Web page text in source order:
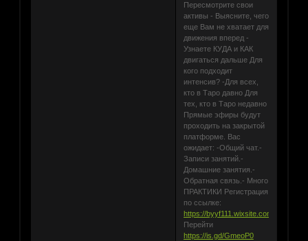
Пересмотрите свои
активы - Выясните, чего
еще Вам не хватает для
движения вперед -
Узнаете КУДА и КАК
двигаться дальше Для
кого подходит
интенсив? -Для всех,
кто в Таро давно Для
тех, кто в Таро недавно
Прямые эфиры будут
проходить на закрытой
платформе. Вас
ожидает: -Общий чат.-
Записи занятий.-
Домашние занятия.-
Обратная связь.- Много
ПРАКТИКИ Регистрация
по ссылке:
https://byyf111.wixsite.com/
Перейти
https://is.gd/GmeoP0